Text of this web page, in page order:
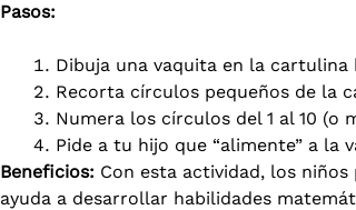
Pasos:
Dibuja una vaquita en la cartulina
Recorta círculos pequeños de la
Numera los círculos del 1 al 10 (o
Pide a tu hijo que “alimente” a
Beneficios: Con esta actividad, los
ayuda a desarrollar habilidades